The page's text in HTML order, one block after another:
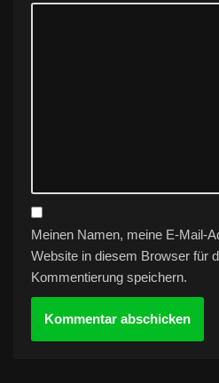
Meinen Namen, meine E-Mail-
Website in diesem Browser für
Kommentierung speichern.